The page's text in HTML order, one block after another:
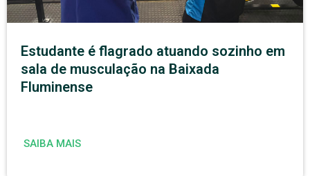
Estudante é flagrado atuando sozinho em
sala de musculação na Baixada
Fluminense
SAIBA MAIS